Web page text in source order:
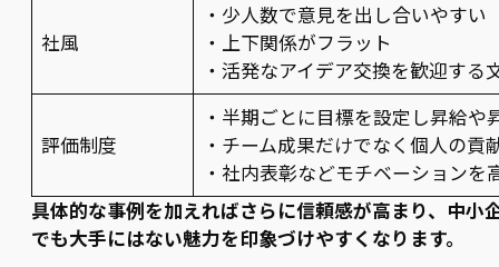
社風
・少人数で意見を出し合いやすい
・上下関係がフラット
・活発なアイデア交換を歓迎する
評価制度
・半期ごとに目標を設定し昇給や
・チーム成果だけでなく個人の貢
・社内表彰などモチベーションを
具体的な事例を加えればさらに信頼感が高まり、中小
でも大手にはない魅力を印象づけやすくなります。